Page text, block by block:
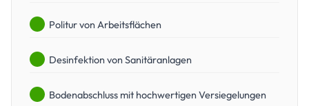
Politur von Arbeitsflächen
Desinfektion von Sanitäranlagen
Bodenabschluss mit hochwertigen Versiegelungen